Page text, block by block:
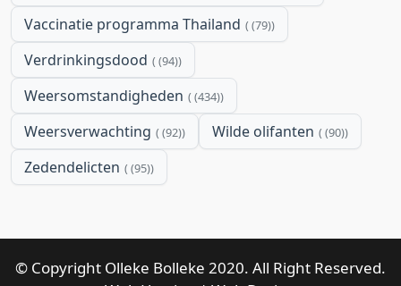
Vaccinatie programma Thailand (79)
Verdrinkingsdood (94)
Weersomstandigheden (434)
Weersverwachting (92) Wilde olifanten (90)
Zedendelicten (95)
© Copyright Olleke Bolleke 2020. All Right Reserved.